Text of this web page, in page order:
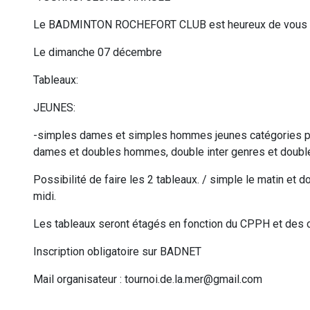
Le BADMINTON ROCHEFORT CLUB est heureux de
Le dimanche 07 décembre
Tableaux:
JEUNES:
-simples dames et simples hommes jeunes catégories
dames et doubles hommes, double inter genres et
Possibilité de faire les 2 tableaux. / simple le matin et
midi.
Les tableaux seront étagés en fonction du CPPH et des
Inscription obligatoire sur BADNET
Mail organisateur : tournoi.de.la.mer@gmail.com